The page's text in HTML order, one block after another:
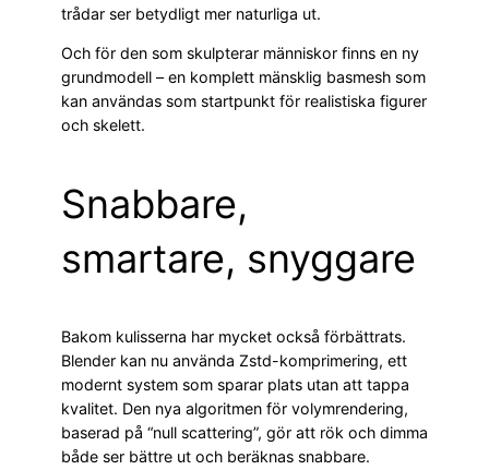
trådar ser betydligt mer naturliga ut.
Och för den som skulpterar människor finns en ny
grundmodell – en komplett mänsklig basmesh som
kan användas som startpunkt för realistiska figurer
och skelett.
Snabbare,
smartare, snyggare
Bakom kulisserna har mycket också förbättrats.
Blender kan nu använda Zstd-komprimering, ett
modernt system som sparar plats utan att tappa
kvalitet. Den nya algoritmen för volymrendering,
baserad på “null scattering”, gör att rök och dimma
både ser bättre ut och beräknas snabbare.